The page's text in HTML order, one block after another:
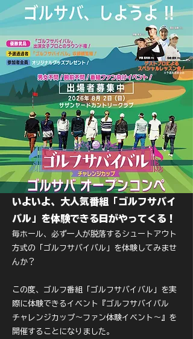
いよいよ、大人気番組「ゴルフサバイ
バル」を体験できる日がやってくる！
毎ホール、必ず一人が脱落するシュートアウト
方式の「ゴルフサバイバル」を体験してみませ
んか？
この度、ゴルフ番組「ゴルフサバイバル」を実
際に体験できるイベント『ゴルフサバイバル
チャレンジカップ〜ファン体験イベント〜』を
開催することになりました。